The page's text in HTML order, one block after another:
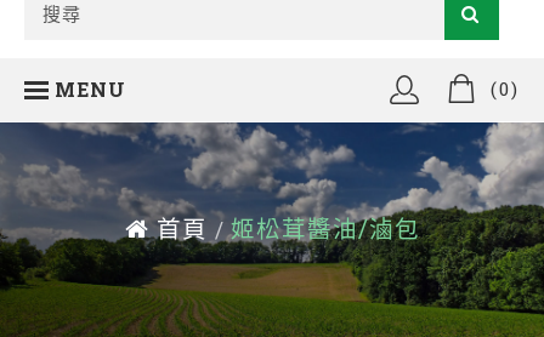
(0)
MENU
首頁 / 姬松茸醬油/滷包